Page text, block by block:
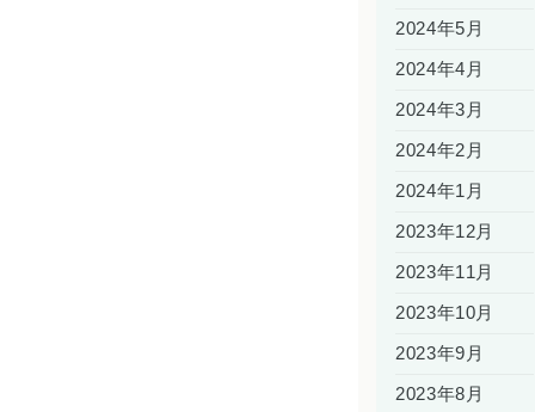
2024年5月
2024年4月
2024年3月
2024年2月
2024年1月
2023年12月
2023年11月
2023年10月
2023年9月
2023年8月